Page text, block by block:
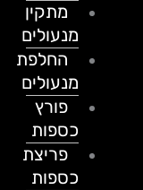
מתקין
מנעולים
החלפת
מנעולים
פורץ
כספות
פריצת
כספות